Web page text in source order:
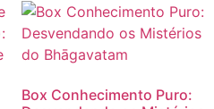
Box Conhecimento Puro: